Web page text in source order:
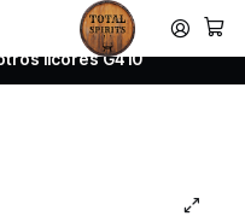
Despachamos a todo Chile.
licores G410